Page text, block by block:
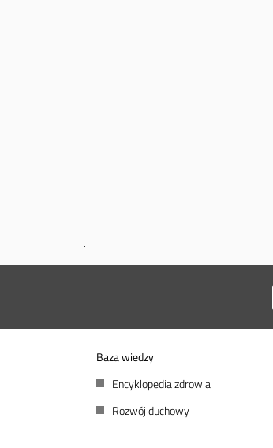
Baza wiedzy
Encyklopedia zdrowia
Rozwój duchowy